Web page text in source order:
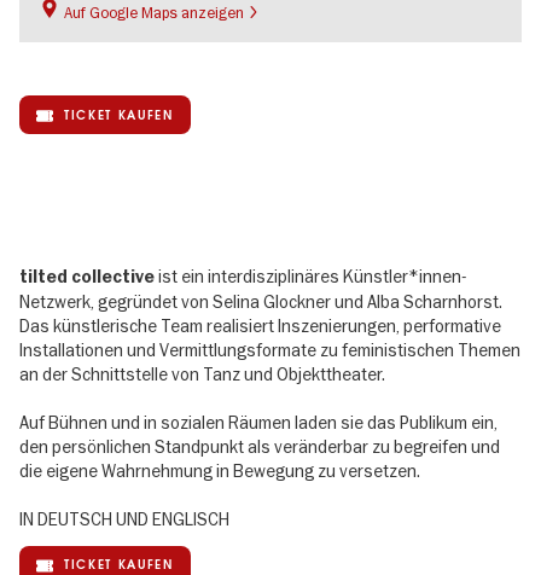
Auf Google Maps anzeigen
TICKET KAUFEN
tilted collectiveist ein interdisziplinäres Künstler*innen-
Netzwerk, gegründet von Selina Glockner und Alba Scharnhorst.
Das künstlerische Team realisiert Inszenierungen, performative
Installationen und Vermittlungsformate zu feministischen Themen
an der Schnittstelle von Tanz und Objekttheater.
Auf Bühnen und in sozialen Räumen laden sie das Publikum ein,
den persönlichen Standpunkt als veränderbar zu begreifen und
die eigene Wahrnehmung in Bewegung zu versetzen.
IN DEUTSCH UND ENGLISCH
TICKET KAUFEN